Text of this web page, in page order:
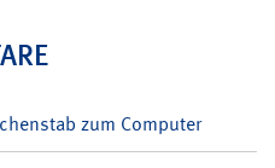
zum Computer